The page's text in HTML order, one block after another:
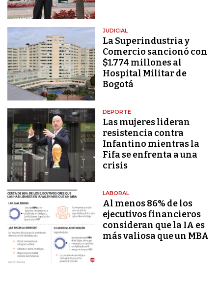
JUDICIAL
La Superindustria y
Comercio sancionó con
$1.774 millones al
Hospital Militar de
Bogotá
DEPORTE
Las mujeres lideran
resistencia contra
Infantino mientras la
Fifa se enfrenta a una
crisis
LABORAL
Al menos 86% de los
ejecutivos financieros
consideran que la IA es
más valiosa que un MBA